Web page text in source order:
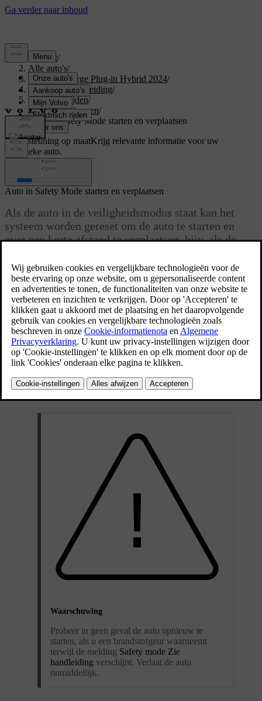
Support/
Alle auto's/
XC40 Recharge Plug-in Hybrid 2024/
Gebruikershandleiding/
Starten en rijden/
Slepen en bergen/
Auto in Safety Mode starten en verplaatsen
Ondersteuning op maatKrijg relevante informatie voor uw
specifieke auto.
Bijgewerkt 16/03/2023
Auto in Safety Mode starten en verplaatsen
Als de auto in de veiligheidsmodus staat kan het
systeem worden gereset om de auto te starten en
over een korte afstand te verplaatsen. bijv. als de
in gevaar komt.
Resetten en de auto in Safety Mode starten
Onderzoek de auto op beschadigingen en of er geen brandstof uit
de auto is gelekt. Er mag evenmin een brandstofgeur
waarneembaar zijn.
sprake is van brandstoflekkage, kan er een startpoging worden
gedaan.
Waarschuwing
Probeer in geen geval de auto opnieuw te
starten, als u een brandstofgeur waarneemt
terwijl de melding Safety mode Zie
handleiding verschijnt. Verlaat de auto
onmiddellijk.